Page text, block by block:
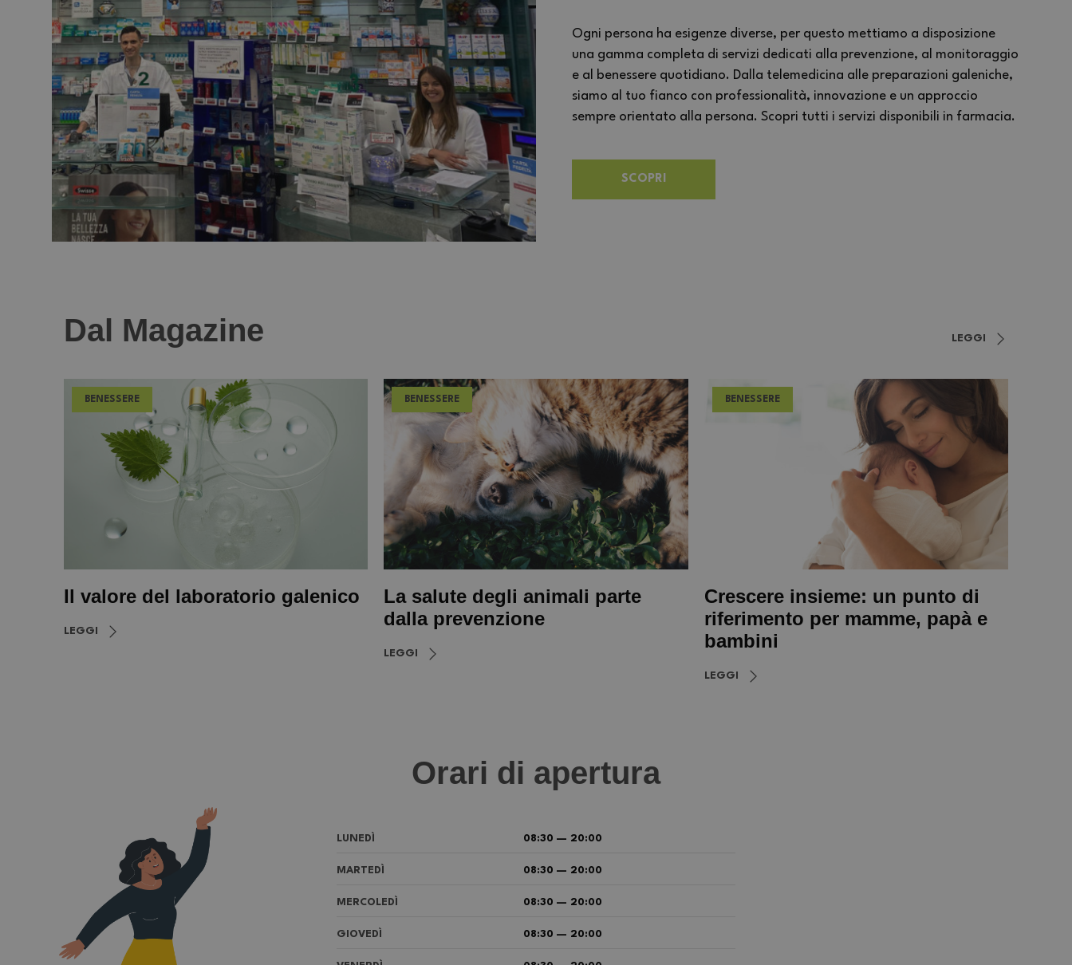
Ogni persona ha esigenze diverse, per questo mettiamo a disposizione
una gamma completa di servizi dedicati alla prevenzione, al monitoraggio
e al benessere quotidiano. Dalla telemedicina alle preparazioni galeniche,
siamo al tuo fianco con professionalità, innovazione e un approccio
sempre orientato alla persona. Scopri tutti i servizi disponibili in farmacia.
SCOPRI
Dal Magazine LEGGI
BENESSERE
Il valore del laboratorio galenico
LEGGI
BENESSERE
La salute degli animali parte
dalla prevenzione
LEGGI
BENESSERE
Crescere insieme: un punto di
riferimento per mamme, papà e
bambini
LEGGI
Orari di apertura
LUNEDÌ 08:30 — 20:00
MARTEDÌ 08:30 — 20:00
MERCOLEDÌ 08:30 — 20:00
GIOVEDÌ 08:30 — 20:00